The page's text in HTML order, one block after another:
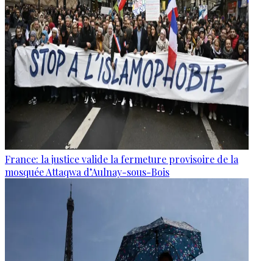
France: la justice valide la fermeture provisoire de la
mosquée Attaqwa d’Aulnay-sous-Bois